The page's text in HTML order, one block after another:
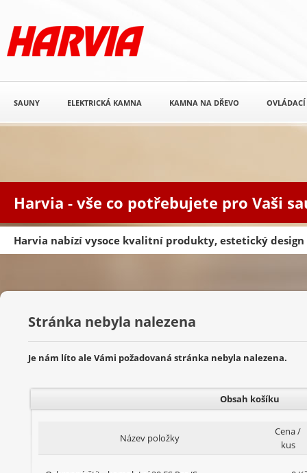
Harvia - vše co potřebujete pro Vaši
Harvia nabízí vysoce kvalitní produkty, estetický design
SAUNY ELEKTRICKÁ KAMNA KAMNA NA DŘEVO OVLÁDACÍ
Stránka nebyla nalezena
Je nám líto ale Vámi požadovaná stránka nebyla nalezena.
Obsah košíku
Název položky
Cena /
kus